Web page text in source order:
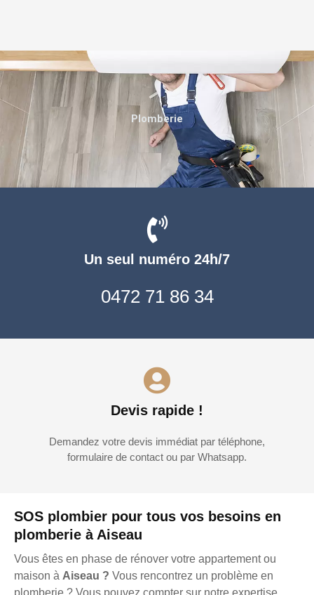
SOS plombier pour tous vos besoins en
plomberie à Aiseau
Vous êtes en phase de rénover votre appartement ou
maison à Aiseau ? Vous rencontrez un problème en
Un seul numéro 24h/7
0472 71 86 34
Devis rapide !
Demandez votre devis immédiat par téléphone,
formulaire de contact ou par Whatsapp.
Plomberie